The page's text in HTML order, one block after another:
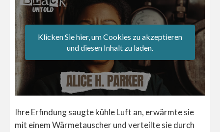
Klicken Sie hier, um Cookies zu akzeptieren
und diesen Inhalt zu laden.
Ihre Erfindung saugte kühle Luft an, erwärmte sie
mit einem Wärmetauscher und verteilte sie durch